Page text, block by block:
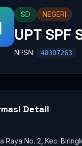
SD NEGERI
UPT SPF
NPSN: 40307263
Detail
Raya No. 2, Kec.